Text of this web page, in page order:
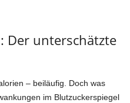
Der unterschätzte
– beiläufig. Doch was
im Blutzuckerspiegel